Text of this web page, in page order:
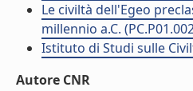
Le civiltà dell'Egeo
millennio a.C.
Istituto di Studi sulle
Autore CNR